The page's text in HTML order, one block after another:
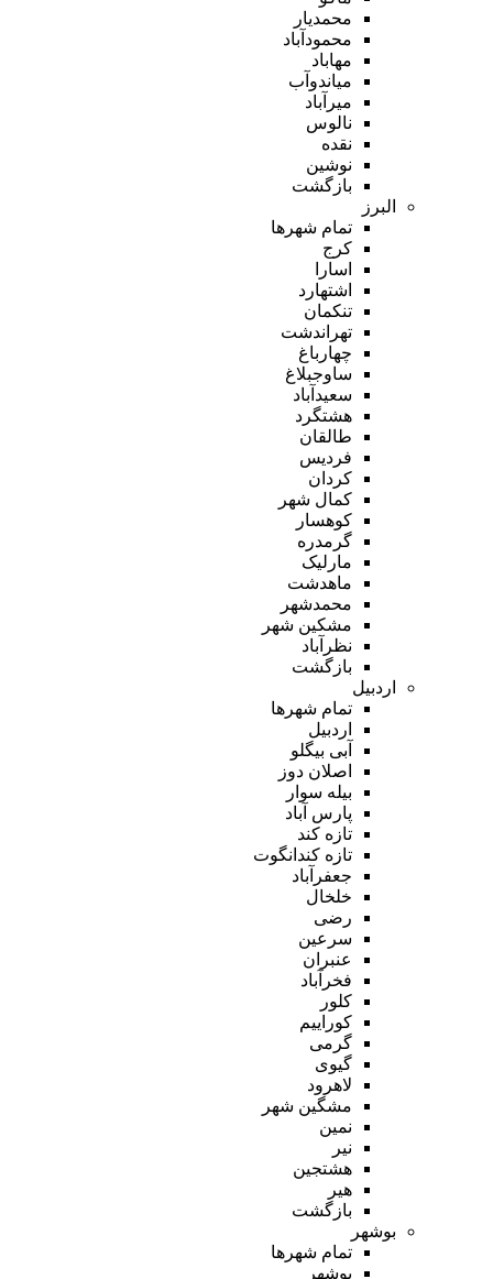
محمدیار
محمودآباد
مهاباد
میاندوآب
میرآباد
نالوس
نقده
نوشین
بازگشت
البرز
تمام شهر‌ها
کرج
اسارا
اشتهارد
تنکمان
تهراندشت
چهارباغ
ساوجبلاغ
سعیدآباد
هشتگرد
طالقان
فردیس
کردان
کمال شهر
کوهسار
گرمدره
مارلیک
ماهدشت
محمدشهر
مشکین شهر
نظرآباد
بازگشت
اردبیل
تمام شهر‌ها
اردبیل
آبی بیگلو
اصلان دوز
بیله سوار
پارس آباد
تازه کند
تازه کندانگوت
جعفرآباد
خلخال
رضی
سرعین
عنبران
فخرآباد
کلور
کوراییم
گرمی
گیوی
لاهرود
مشگین شهر
نمین
نیر
هشتجین
هیر
بازگشت
بوشهر
تمام شهر‌ها
بوشهر